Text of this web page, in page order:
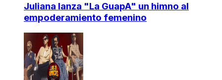
Juliana lanza "La GuapA" un himno al
empoderamiento femenino